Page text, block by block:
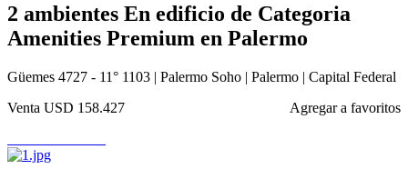
2 ambientes En edificio de Categoria
Amenities Premium en Palermo
Güemes 4727 - 11° 1103 | Palermo Soho | Palermo | Capital Federal
Agregar a favoritos
Venta USD 158.427